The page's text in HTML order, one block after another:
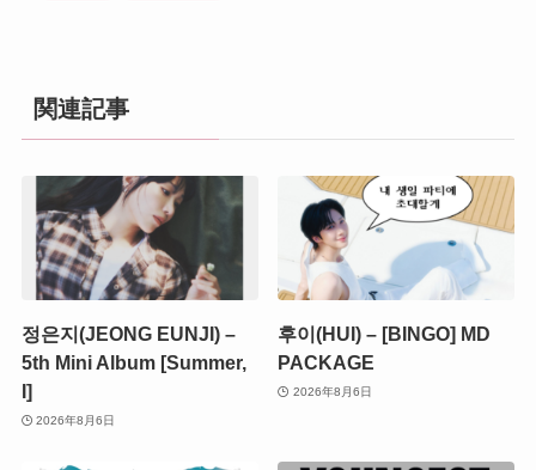
関連記事
정은지(JEONG EUNJI) –
5th Mini Album [Summer,
I]
2026年8月6日
후이(HUI) – [BINGO] MD
PACKAGE
2026年8月6日